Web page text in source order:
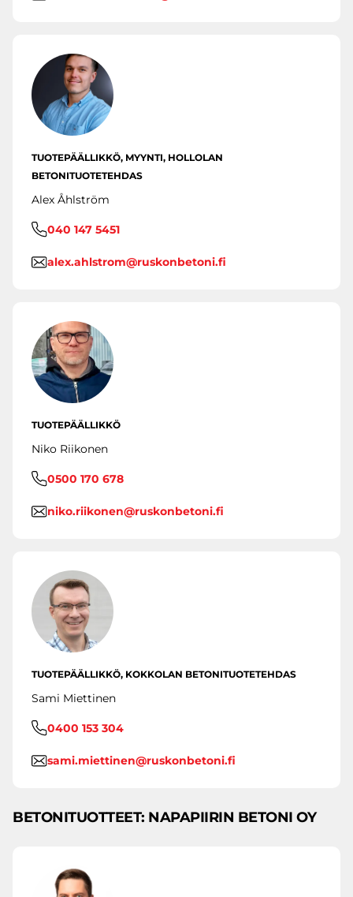
TUOTEPÄÄLLIKKÖ, MYYNTI, HOLLOLAN
BETONITUOTETEHDAS
Alex Åhlström
040 147 5451
alex.ahlstrom@ruskonbetoni.fi
TUOTEPÄÄLLIKKÖ
Niko Riikonen
0500 170 678
niko.riikonen@ruskonbetoni.fi
TUOTEPÄÄLLIKKÖ, KOKKOLAN BETONITUOTETEHDAS
Sami Miettinen
0400 153 304
sami.miettinen@ruskonbetoni.fi
BETONITUOTTEET: NAPAPIIRIN BETONI OY